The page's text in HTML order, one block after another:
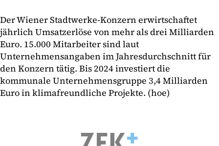
Der Wiener Stadtwerke-Konzern erwirtschaftet
jährlich Umsatzerlöse von mehr als drei Milliarden
Euro. 15.000 Mitarbeiter sind laut
Unternehmensangaben im Jahresdurchschnitt für
den Konzern tätig. Bis 2024 investiert die
kommunale Unternehmensgruppe 3,4 Milliarden
Euro in klimafreundliche Projekte. (hoe)